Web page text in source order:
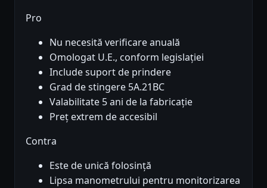
Pro
Nu necesită verificare anuală
Omologat U.E., conform legislației
Include suport de prindere
Grad de stingere 5A.21BC
Valabilitate 5 ani de la fabricație
Preț extrem de accesibil
Contra
Este de unică folosință
Lipsa manometrului pentru monitorizarea